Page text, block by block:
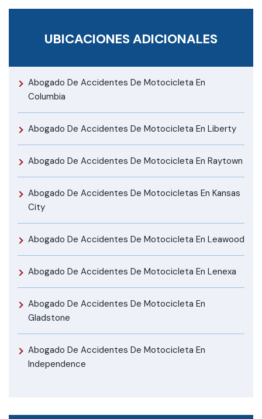
UBICACIONES ADICIONALES
Abogado De Accidentes De Motocicleta En
Columbia
Abogado De Accidentes De Motocicleta En Liberty
Abogado De Accidentes De Motocicleta En Raytown
Abogado De Accidentes De Motocicletas En Kansas
City
Abogado De Accidentes De Motocicleta En Leawood
Abogado De Accidentes De Motocicleta En Lenexa
Abogado De Accidentes De Motocicleta En
Gladstone
Abogado De Accidentes De Motocicleta En
Independence